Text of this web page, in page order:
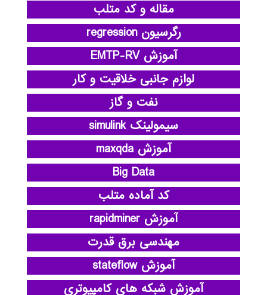
مقاله و کد متلب
رگرسیون regression
آموزش EMTP-RV
لوازم جانبی خلاقیت و کار
نفت و گاز
سیمولینک simulink
آموزش maxqda
Big Data
کد آماده متلب
آموزش rapidminer
مهندسی برق قدرت
آموزش stateflow
آموزش شبکه های کامپیوتری